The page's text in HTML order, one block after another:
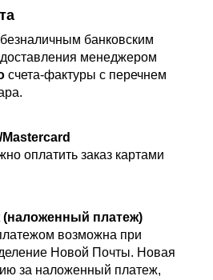
банковским
менеджером
счета-фактуры с перечнем
оплатить заказ картами
платеж)
возможна при
Новой Почты. Новая
за наложенный платеж,